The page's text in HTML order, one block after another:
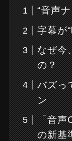
“音声
字幕が
なぜ今
の？
バズっ
ン
「音声
の新基